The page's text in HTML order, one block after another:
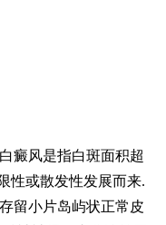
风是指白斑面积超
性或散发性发展而来.
留小片岛屿状正常皮